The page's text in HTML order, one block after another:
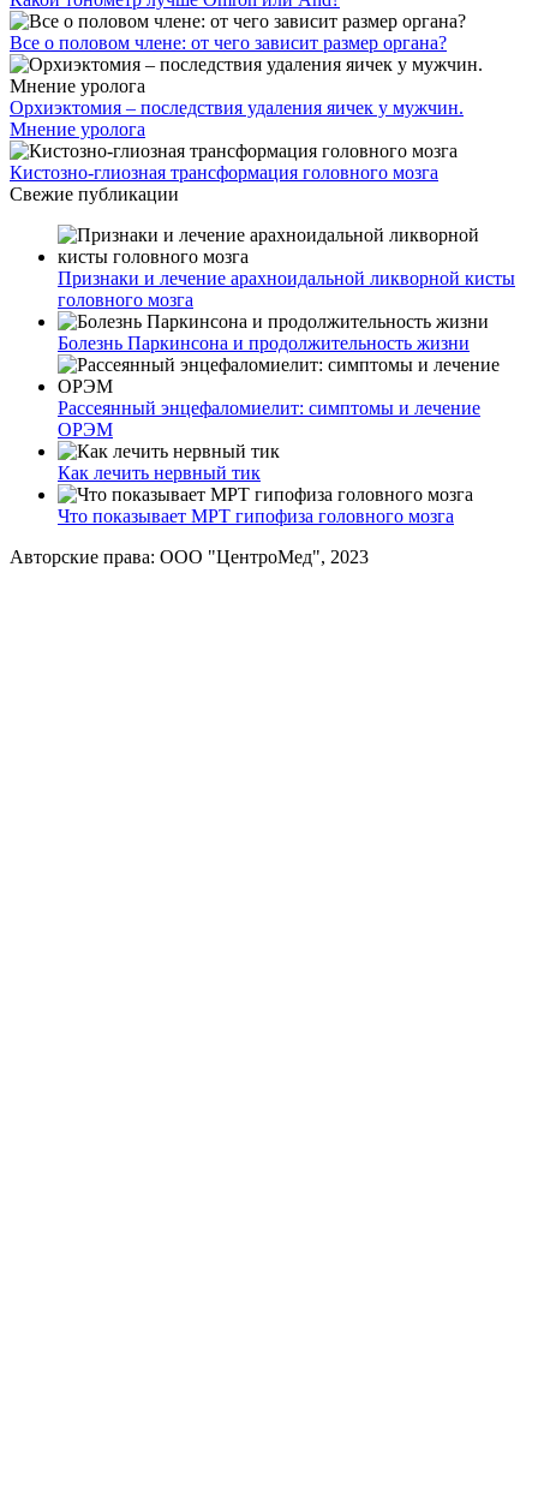
Все о половом члене: от чего зависит размер органа?
Орхиэктомия – последствия удаления яичек у мужчин.
Мнение уролога
Кистозно-глиозная трансформация головного мозга
Свежие публикации
Признаки и лечение арахноидальной ликворной кисты
головного мозга
Болезнь Паркинсона и продолжительность жизни
Рассеянный энцефаломиелит: симптомы и лечение
ОРЭМ
Как лечить нервный тик
Что показывает МРТ гипофиза головного мозга
Авторские права: ООО "ЦентроМед", 2023